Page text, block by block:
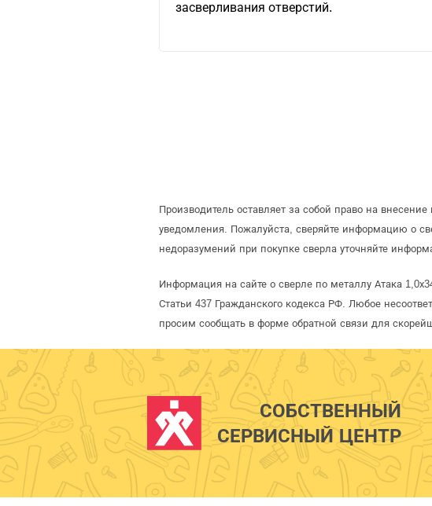
засверливания отверстий.
Производитель оставляет за собой право на
уведомления. Пожалуйста, сверяйте информацию о
недоразумений при покупке сверла уточняйте
Информация на сайте о сверле по металлу Атака
Статьи 437 Гражданского кодекса РФ. Любое
просим сообщать в форме обратной связи для
СОБСТВЕННЫЙ
СЕРВИСНЫЙ ЦЕНТР